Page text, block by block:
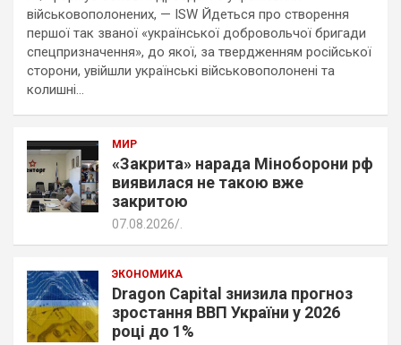
військовополонених, — ISW Йдеться про створення
першої так званої «української добровольчої бригади
спецпризначення», до якої, за твердженням російської
сторони, увійшли українські військовополонені та
колишні…
МИР
«Закрита» нарада Міноборони рф
виявилася не такою вже
закритою
07.08.2026
ЭКОНОМИКА
Dragon Capital знизила прогноз
зростання ВВП України у 2026
році до 1%